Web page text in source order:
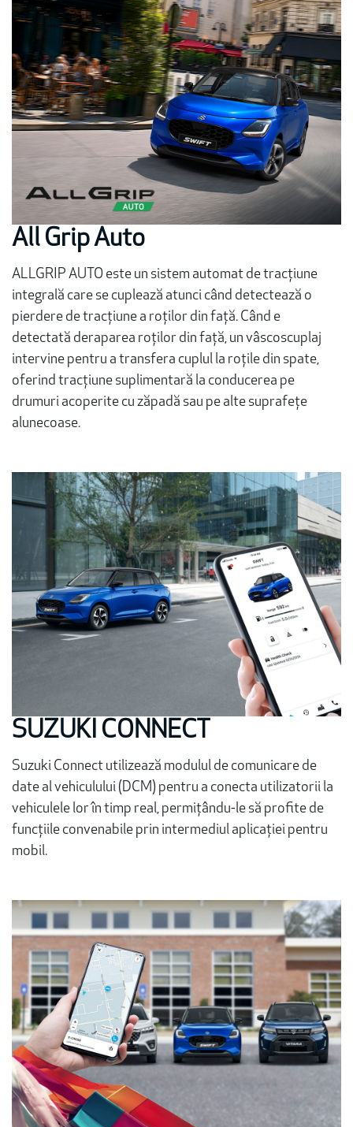
All Grip Auto
ALLGRIP AUTO este un sistem automat de tracțiune
integrală care se cuplează atunci când detectează o
pierdere de tracțiune a roților din față. Când e
detectată deraparea roților din față, un vâscoscuplaj
intervine pentru a transfera cuplul la roțile din spate,
oferind tracțiune suplimentară la conducerea pe
drumuri acoperite cu zăpadă sau pe alte suprafețe
alunecoase.
SUZUKI CONNECT
Suzuki Connect utilizează modulul de comunicare de
date al vehiculului (DCM) pentru a conecta utilizatorii la
vehiculele lor în timp real, permițându-le să profite de
funcțiile convenabile prin intermediul aplicației pentru
mobil.